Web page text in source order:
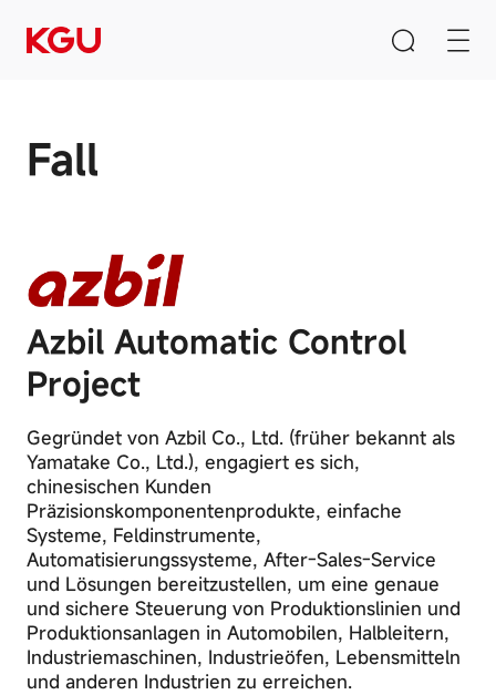
CMS-Content-Management-System
B2B/B2C-Einkaufszentrumssystem
E-Learning-System
Produktempfehlung
CMS-Content-
Management-
System
B2B/B2C-
Einkaufszentrumssystem
Fall
Azbil Automatic Control
Project
Gegründet von Azbil Co., Ltd. (früher bekannt als
Yamatake Co., Ltd.), engagiert es sich,
chinesischen Kunden
Präzisionskomponentenprodukte, einfache
Systeme, Feldinstrumente,
Automatisierungssysteme, After-Sales-Service
und Lösungen bereitzustellen, um eine genaue
und sichere Steuerung von Produktionslinien und
Produktionsanlagen in Automobilen, Halbleitern,
Industriemaschinen, Industrieöfen, Lebensmitteln
und anderen Industrien zu erreichen.